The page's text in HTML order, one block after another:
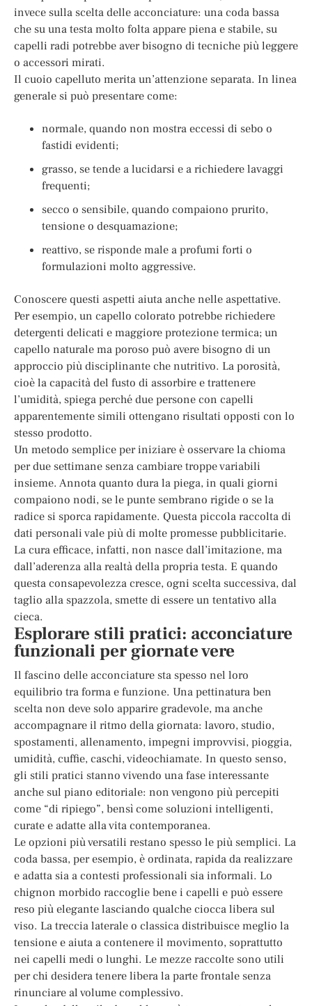
invece sulla scelta delle acconciature: una coda bassa
che su una testa molto folta appare piena e stabile, su
capelli radi potrebbe aver bisogno di tecniche più leggere
o accessori mirati.
Il cuoio capelluto merita un’attenzione separata. In linea
generale si può presentare come:
normale, quando non mostra eccessi di sebo o
fastidi evidenti;
grasso, se tende a lucidarsi e a richiedere lavaggi
frequenti;
secco o sensibile, quando compaiono prurito,
tensione o desquamazione;
reattivo, se risponde male a profumi forti o
formulazioni molto aggressive.
Conoscere questi aspetti aiuta anche nelle aspettative.
Per esempio, un capello colorato potrebbe richiedere
detergenti delicati e maggiore protezione termica; un
capello naturale ma poroso può avere bisogno di un
approccio più disciplinante che nutritivo. La porosità,
cioè la capacità del fusto di assorbire e trattenere
l’umidità, spiega perché due persone con capelli
apparentemente simili ottengano risultati opposti con lo
stesso prodotto.
Un metodo semplice per iniziare è osservare la chioma
per due settimane senza cambiare troppe variabili
insieme. Annota quanto dura la piega, in quali giorni
compaiono nodi, se le punte sembrano rigide o se la
radice si sporca rapidamente. Questa piccola raccolta di
dati personali vale più di molte promesse pubblicitarie.
La cura efficace, infatti, non nasce dall’imitazione, ma
dall’aderenza alla realtà della propria testa. E quando
questa consapevolezza cresce, ogni scelta successiva, dal
taglio alla spazzola, smette di essere un tentativo alla
cieca.
Esplorare stili pratici: acconciature
funzionali per giornate vere
Il fascino delle acconciature sta spesso nel loro
equilibrio tra forma e funzione. Una pettinatura ben
scelta non deve solo apparire gradevole, ma anche
accompagnare il ritmo della giornata: lavoro, studio,
spostamenti, allenamento, impegni improvvisi, pioggia,
umidità, cuffie, caschi, videochiamate. In questo senso,
gli stili pratici stanno vivendo una fase interessante
anche sul piano editoriale: non vengono più percepiti
come “di ripiego”, bensì come soluzioni intelligenti,
curate e adatte alla vita contemporanea.
Le opzioni più versatili restano spesso le più semplici. La
coda bassa, per esempio, è ordinata, rapida da realizzare
e adatta sia a contesti professionali sia informali. Lo
chignon morbido raccoglie bene i capelli e può essere
reso più elegante lasciando qualche ciocca libera sul
viso. La treccia laterale o classica distribuisce meglio la
tensione e aiuta a contenere il movimento, soprattutto
nei capelli medi o lunghi. Le mezze raccolte sono utili
per chi desidera tenere libera la parte frontale senza
rinunciare al volume complessivo.